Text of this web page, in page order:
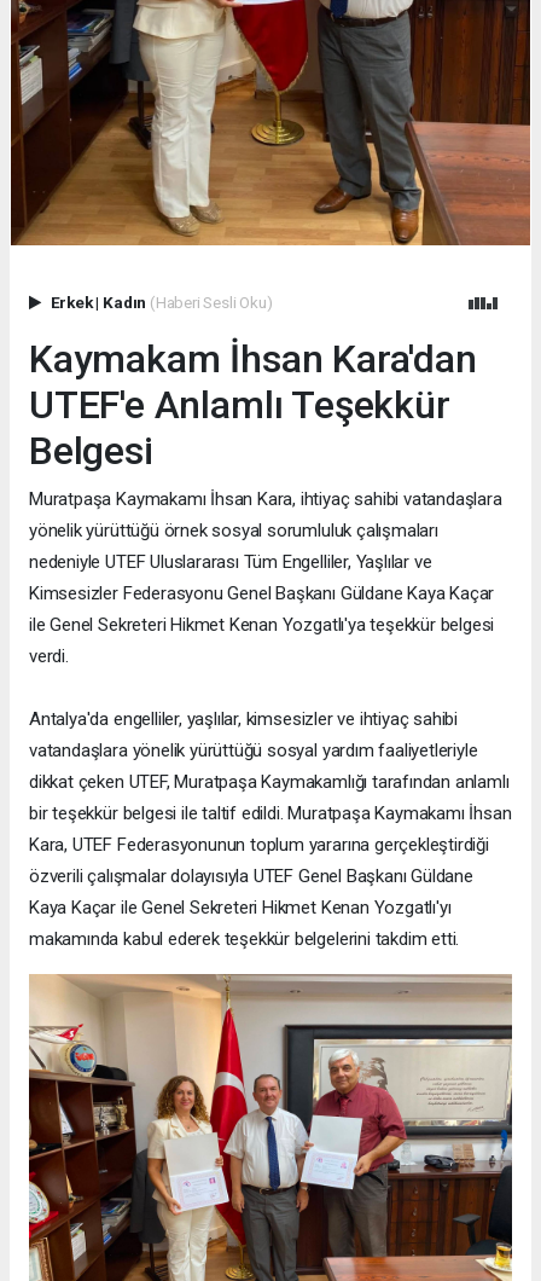
Erkek| Kadın (Haberi Sesli Oku)
Kaymakam İhsan Kara'dan
UTEF'e Anlamlı Teşekkür
Belgesi
Muratpaşa Kaymakamı İhsan Kara, ihtiyaç sahibi vatandaşlara
yönelik yürüttüğü örnek sosyal sorumluluk çalışmaları
nedeniyle UTEF Uluslararası Tüm Engelliler, Yaşlılar ve
Kimsesizler Federasyonu Genel Başkanı Güldane Kaya Kaçar
ile Genel Sekreteri Hikmet Kenan Yozgatlı'ya teşekkür belgesi
verdi.
Antalya'da engelliler, yaşlılar, kimsesizler ve ihtiyaç sahibi
vatandaşlara yönelik yürüttüğü sosyal yardım faaliyetleriyle
dikkat çeken UTEF, Muratpaşa Kaymakamlığı tarafından anlamlı
bir teşekkür belgesi ile taltif edildi. Muratpaşa Kaymakamı İhsan
Kara, UTEF Federasyonunun toplum yararına gerçekleştirdiği
özverili çalışmalar dolayısıyla UTEF Genel Başkanı Güldane
Kaya Kaçar ile Genel Sekreteri Hikmet Kenan Yozgatlı'yı
makamında kabul ederek teşekkür belgelerini takdim etti.